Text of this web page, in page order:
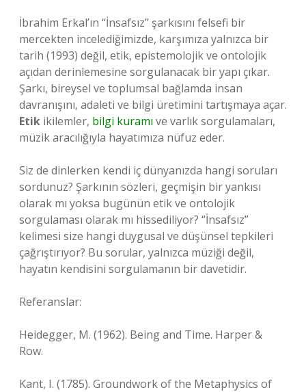
İbrahim Erkal’ın “İnsafsız” şarkısını felsefi bir
mercekten incelediğimizde, karşımıza yalnızca bir
tarih (1993) değil, etik, epistemolojik ve ontolojik
açıdan derinlemesine sorgulanacak bir yapı çıkar.
Şarkı, bireysel ve toplumsal bağlamda insan
davranışını, adaleti ve bilgi üretimini tartışmaya açar.
Etik ikilemler, bilgi kuramı ve varlık sorgulamaları,
müzik aracılığıyla hayatımıza nüfuz eder.
Siz de dinlerken kendi iç dünyanızda hangi soruları
sordunuz? Şarkının sözleri, geçmişin bir yankısı
olarak mı yoksa bugünün etik ve ontolojik
sorgulaması olarak mı hissediliyor? “İnsafsız”
kelimesi size hangi duygusal ve düşünsel tepkileri
çağrıştırıyor? Bu sorular, yalnızca müziği değil,
hayatın kendisini sorgulamanın bir davetidir.
Referanslar:
Heidegger, M. (1962). Being and Time. Harper &
Row.
Kant, I. (1785). Groundwork of the Metaphysics of